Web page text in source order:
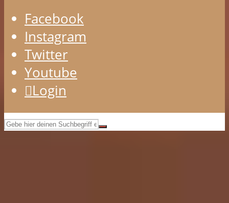
Facebook
Instagram
Twitter
Youtube
Login